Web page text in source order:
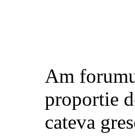
Am
proportie
cateva